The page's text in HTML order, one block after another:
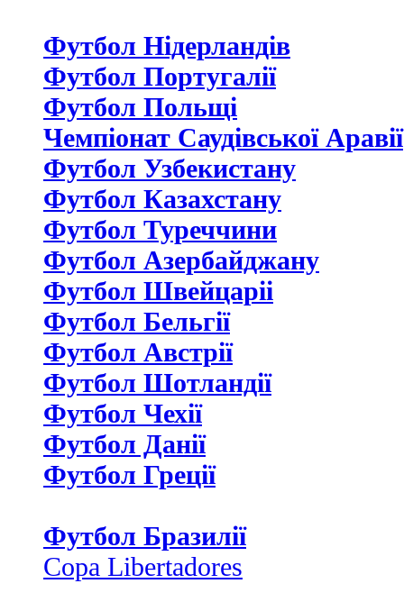
Футбол Нідерландiв
Футбол Португалії
Футбол Польщі
Чемпіонат Саудівської Аравії
Футбол Узбекистану
Футбол Казахстану
Футбол Туреччини
Футбол Азербайджану
Футбол Швейцаріі
Футбол Бельгії
Футбол Австрії
Футбол Шотландії
Футбол Чехії
Футбол Данії
Футбол Греції
Футбол Бразилії
Copa Libertadores